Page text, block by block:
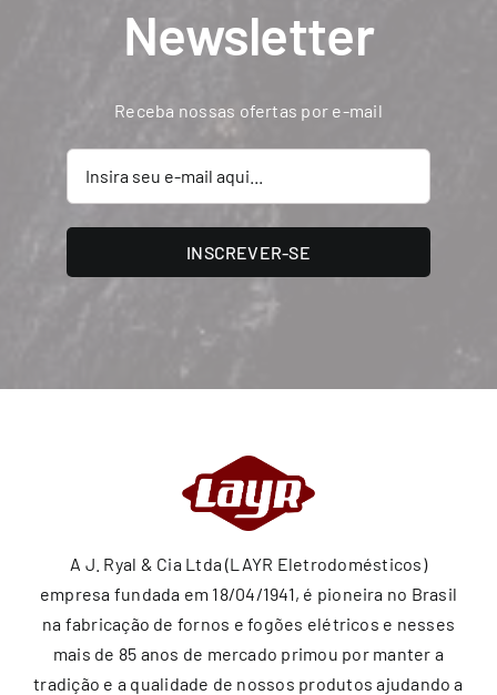
Newsletter
Receba nossas ofertas por e-mail
INSCREVER-SE
A J. Ryal & Cia Ltda (LAYR Eletrodomésticos)
empresa fundada em 18/04/1941, é pioneira no Brasil
na fabricação de fornos e fogões elétricos e nesses
mais de 85 anos de mercado primou por manter a
tradição e a qualidade de nossos produtos ajudando a